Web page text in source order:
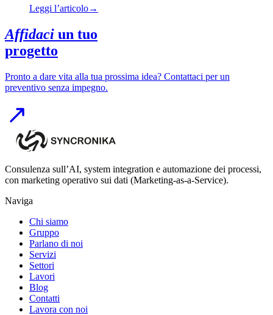
Leggi l’articolo→
Affidaci un tuo
progetto
Pronto a dare vita alla tua prossima idea? Contattaci per un
preventivo senza impegno.
Consulenza sull’AI, system integration e automazione dei processi,
con marketing operativo sui dati (Marketing-as-a-Service).
Naviga
Chi siamo
Gruppo
Parlano di noi
Servizi
Settori
Lavori
Blog
Contatti
Lavora con noi